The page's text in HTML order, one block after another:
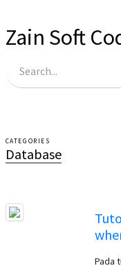
Zain Soft
CATEGORIES
Database
Pada